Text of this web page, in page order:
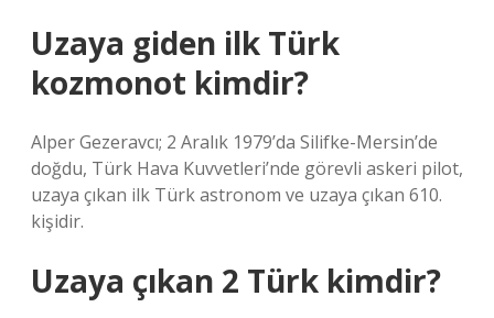
Uzaya giden ilk Türk
kozmonot kimdir?
Alper Gezeravcı; 2 Aralık 1979’da Silifke-Mersin’de
doğdu, Türk Hava Kuvvetleri’nde görevli askeri pilot,
uzaya çıkan ilk Türk astronom ve uzaya çıkan 610.
kişidir.
Uzaya çıkan 2 Türk kimdir?